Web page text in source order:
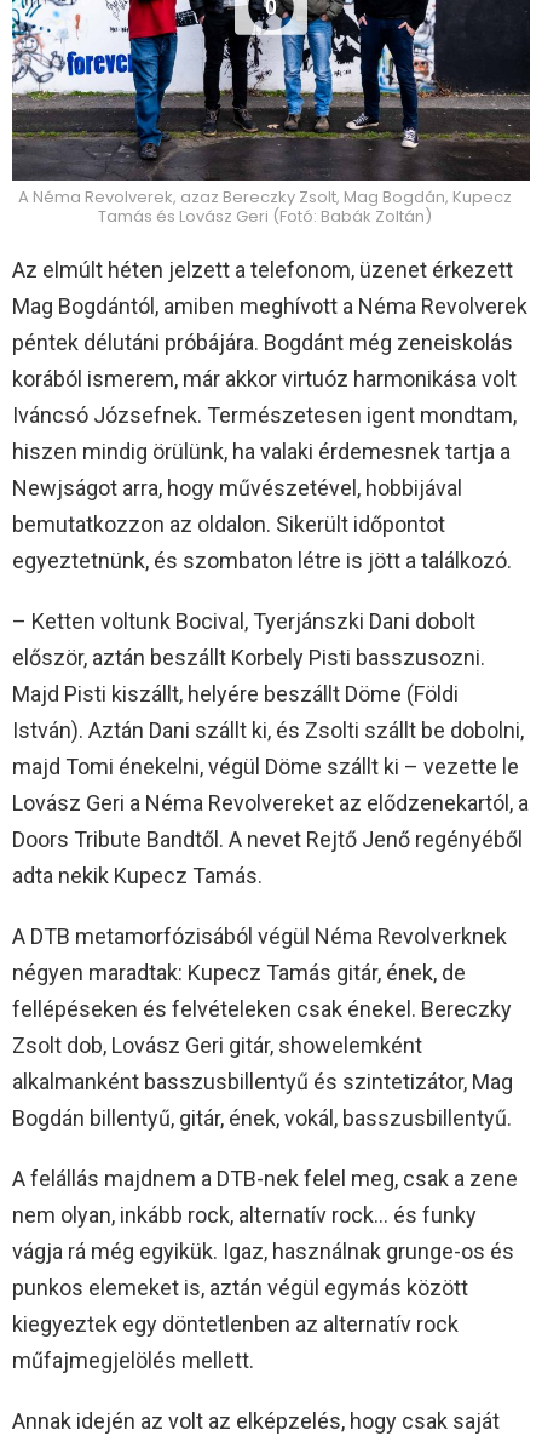
0
A Néma Revolverek, azaz Bereczky Zsolt, Mag Bogdán, Kupecz
Tamás és Lovász Geri (Fotó: Babák Zoltán)
Az elmúlt héten jelzett a telefonom, üzenet érkezett
Mag Bogdántól, amiben meghívott a Néma Revolverek
péntek délutáni próbájára. Bogdánt még zeneiskolás
korából ismerem, már akkor virtuóz harmonikása volt
Iváncsó Józsefnek. Természetesen igent mondtam,
hiszen mindig örülünk, ha valaki érdemesnek tartja a
Newjságot arra, hogy művészetével, hobbijával
bemutatkozzon az oldalon. Sikerült időpontot
egyeztetnünk, és szombaton létre is jött a találkozó.
– Ketten voltunk Bocival, Tyerjánszki Dani dobolt
először, aztán beszállt Korbely Pisti basszusozni.
Majd Pisti kiszállt, helyére beszállt Döme (Földi
István). Aztán Dani szállt ki, és Zsolti szállt be dobolni,
majd Tomi énekelni, végül Döme szállt ki – vezette le
Lovász Geri a Néma Revolvereket az elődzenekartól, a
Doors Tribute Bandtől. A nevet Rejtő Jenő regényéből
adta nekik Kupecz Tamás.
A DTB metamorfózisából végül Néma Revolverknek
négyen maradtak: Kupecz Tamás gitár, ének, de
fellépéseken és felvételeken csak énekel. Bereczky
Zsolt dob, Lovász Geri gitár, showelemként
alkalmanként basszusbillentyű és szintetizátor, Mag
Bogdán billentyű, gitár, ének, vokál, basszusbillentyű.
A felállás majdnem a DTB-nek felel meg, csak a zene
nem olyan, inkább rock, alternatív rock… és funky
vágja rá még egyikük. Igaz, használnak grunge-os és
punkos elemeket is, aztán végül egymás között
kiegyeztek egy döntetlenben az alternatív rock
műfajmegjelölés mellett.
Annak idején az volt az elképzelés, hogy csak saját